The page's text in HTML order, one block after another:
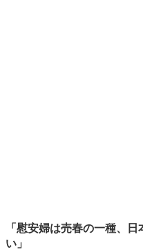
「慰安婦は売春の一種、
い」